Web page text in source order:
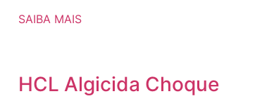
SAIBA MAIS
HCL Algicida Choque